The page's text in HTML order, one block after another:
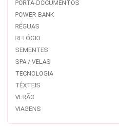
PORTA-DOCUMENTOS
POWER-BANK
RÉGUAS
RELÓGIO
SEMENTES
SPA / VELAS
TECNOLOGIA
TÊXTEIS
VERÃO
VIAGENS